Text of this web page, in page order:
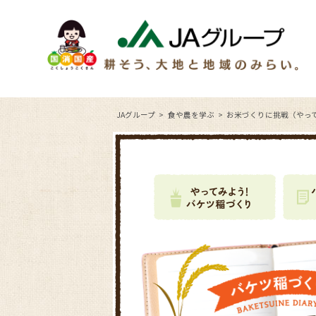
JAグループ 食や農を学ぶ お米づくりに挑戦（やっ